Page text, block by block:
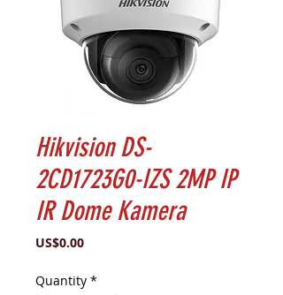
Hikvision DS-
2CD1723G0-IZS 2MP IP
IR Dome Kamera
US$0.00Price
Quantity *